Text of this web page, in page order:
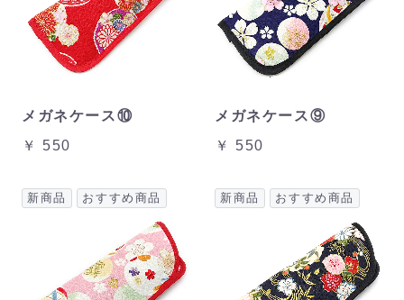
メガネケース⑩
￥ 550
メガネケース⑨
￥ 550
新商品 おすすめ商品 新商品 おすすめ商品